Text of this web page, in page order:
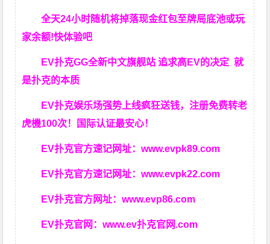
全天24小时随机将掉落现金红包至牌局底池或玩
家余额!快体验吧
EV扑克GG全新中文旗舰站 追求高EV的决定就
是扑克的本质
EV扑克娱乐场强势上线疯狂送钱，注册免费转老
虎機100次！国际认证最安心！
EV扑克官方速记网址：www.evpk89.com
EV扑克官方速记网址：www.evpk22.com
EV扑克官方网址：www.evp86.com
EV扑克官网：www.ev扑克官网.com